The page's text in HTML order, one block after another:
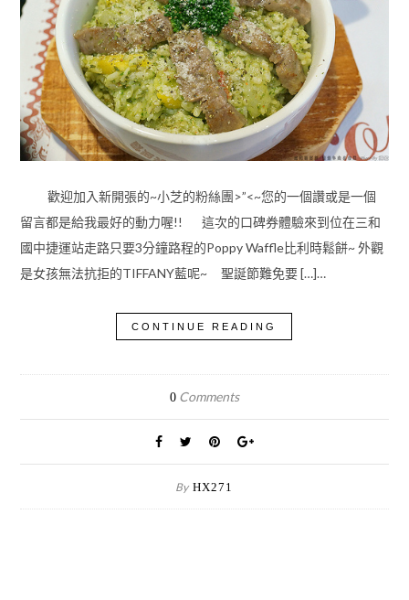
歡迎加入新開張的~小芝的粉絲團>”<~您的一個讚或是一個
留言都是給我最好的動力喔!! 這次的口碑券體驗來到位在三和
國中捷運站走路只要3分鐘路程的Poppy Waffle比利時鬆餅~ 外觀
是女孩無法抗拒的TIFFANY藍呢~ 聖誕節難免要 […]…
CONTINUE READING
0Comments
By HX271